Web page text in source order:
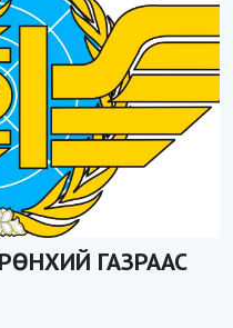
ГАЗРААС